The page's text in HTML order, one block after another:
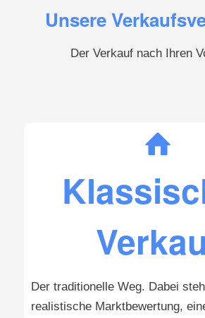
Unsere
Der Verkauf nach Ihren
Der traditionelle Weg. Dabei
realistische Marktbewertung,